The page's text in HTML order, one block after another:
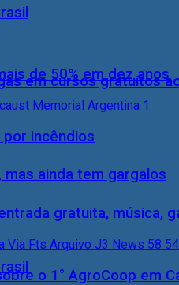
em cursos gratuitos
ainda tem gargalos
de 50% em dez anos
incêndios
gratuita, música,
o 1° AgroCoop em